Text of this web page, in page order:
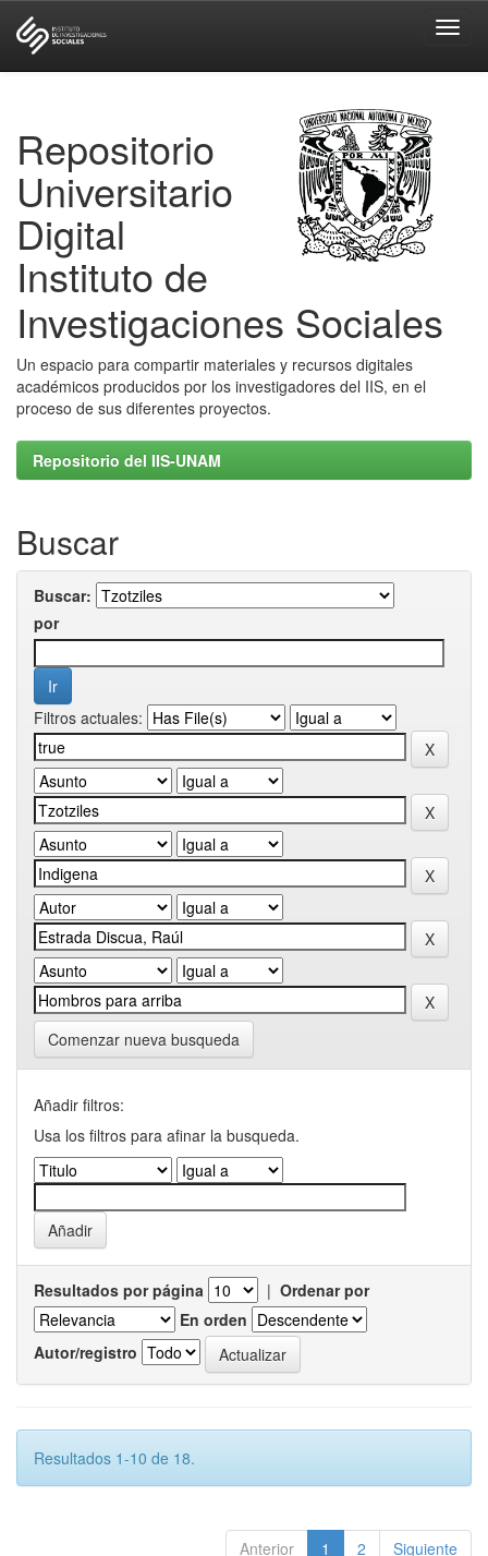
Repositorio
Universitario
Digital
Instituto de
Investigaciones Sociales
Un espacio para compartir materiales y recursos digitales
académicos producidos por los investigadores del IIS, en el
proceso de sus diferentes proyectos.
Repositorio del IIS-UNAM
Buscar
Buscar:
por
Filtros actuales:
Comenzar nueva busqueda
Añadir filtros:
Usa los filtros para afinar la busqueda.
Resultados por página | Ordenar por
En orden
Autor/registro
Resultados 1-10 de 18.
Anterior 1 2 Siguiente